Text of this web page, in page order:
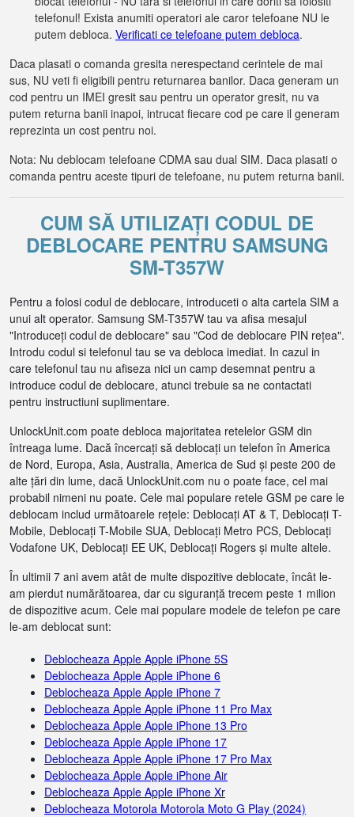
telefonul! Exista anumiti operatori ale caror telefoane NU le
putem debloca. Verificati ce telefoane putem debloca.
Daca plasati o comanda gresita nerespectand cerintele de mai
sus, NU veti fi eligibili pentru returnarea banilor. Daca generam un
cod pentru un IMEI gresit sau pentru un operator gresit, nu va
putem returna banii inapoi, intrucat fiecare cod pe care il generam
reprezinta un cost pentru noi.
Nota: Nu deblocam telefoane CDMA sau dual SIM. Daca plasati o
comanda pentru aceste tipuri de telefoane, nu putem returna banii.
CUM SĂ UTILIZAȚI CODUL DE
DEBLOCARE PENTRU SAMSUNG
SM-T357W
Pentru a folosi codul de deblocare, introduceti o alta cartela SIM a
unui alt operator. Samsung SM-T357W tau va afisa mesajul
"Introduceți codul de deblocare" sau "Cod de deblocare PIN rețea".
Introdu codul si telefonul tau se va debloca imediat. In cazul in
care telefonul tau nu afiseza nici un camp desemnat pentru a
introduce codul de deblocare, atunci trebuie sa ne contactati
pentru instructiuni suplimentare.
UnlockUnit.com poate debloca majoritatea retelelor GSM din
întreaga lume. Dacă încercați să deblocați un telefon în America
de Nord, Europa, Asia, Australia, America de Sud și peste 200 de
alte țări din lume, dacă UnlockUnit.com nu o poate face, cel mai
probabil nimeni nu poate. Cele mai populare retele GSM pe care le
deblocam includ următoarele rețele: Deblocați AT & T, Deblocați T-
Mobile, Deblocați T-Mobile SUA, Deblocați Metro PCS, Deblocați
Vodafone UK, Deblocați EE UK, Deblocați Rogers și multe altele.
În ultimii 7 ani avem atât de multe dispozitive deblocate, încât le-
am pierdut numărătoarea, dar cu siguranță trecem peste 1 milion
de dispozitive acum. Cele mai populare modele de telefon pe care
le-am deblocat sunt:
Deblocheaza Apple Apple iPhone 5S
Deblocheaza Apple Apple iPhone 6
Deblocheaza Apple Apple iPhone 7
Deblocheaza Apple Apple iPhone 11 Pro Max
Deblocheaza Apple Apple iPhone 13 Pro
Deblocheaza Apple Apple iPhone 17
Deblocheaza Apple Apple iPhone 17 Pro Max
Deblocheaza Apple Apple iPhone Air
Deblocheaza Apple Apple iPhone Xr
Deblocheaza Motorola Motorola Moto G Play (2024)